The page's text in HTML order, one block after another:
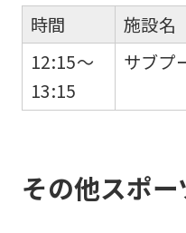
時間
12:15～
13:15
施設名
サブプ
その他スポー